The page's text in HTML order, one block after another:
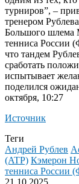
турниров”, –
тренером
Большого шлема
тенниса России
что тандем
сработать
испытывает
поделился
октября, 10:27
Источник
Теги
Андрей Рублев
(ATP) Кэмерон
тенниса России
21.10.2025